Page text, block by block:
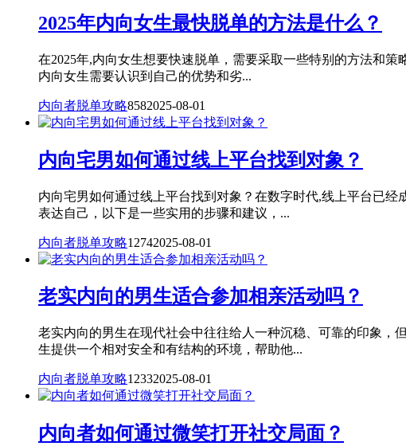
2025年内向女生最快脱单的方法是什么？
在2025年,内向女生想要快速脱单，需要采取一些特别的方法和
内向女生需要认识到自己的优势和劣...
内向者脱单攻略8582025-08-01
内向宅男如何通过线上平台找到对象？
内向宅男如何通过线上平台找到对象？在数字时代,线上平台已
表达自己，以下是一些实用的步骤和建议，...
内向者脱单攻略12742025-08-01
老实内向的男生适合参加相亲活动吗？
老实内向的男生在现代社会中往往给人一种沉稳、可靠的印象，
生提供一个相对安全和有结构的环境，帮助他...
内向者脱单攻略12332025-08-01
内向者如何通过微笑打开社交局面？